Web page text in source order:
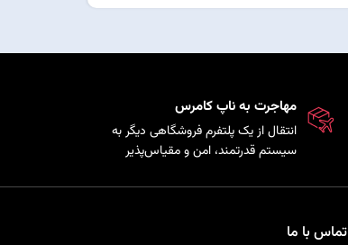
مهاجرت به ناپ کامرس
انتقال از یک پلتفرم فروشگاهی دیگر به
سیستم قدرتمند، امن و مقیاس‌پذیر
محصولات، مشتریان و سفارش‌ها.
تماس با ما